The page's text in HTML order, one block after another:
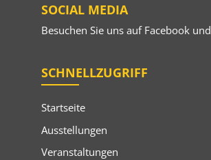
SOCIAL MEDIA
Besuchen Sie uns auf Facebookund
SCHNELLZUGRIFF
Startseite
Ausstellungen
Veranstaltungen